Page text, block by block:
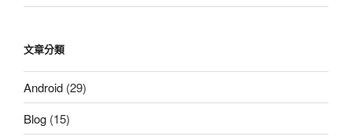
文章分類
Android (29)
Blog (15)